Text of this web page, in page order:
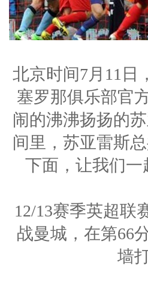
北京时间7月11日
塞罗那俱乐部官
闹的沸沸扬扬的
间里，苏亚雷斯
下面，让我们
12/13赛季英超联
战曼城，在第66
墙